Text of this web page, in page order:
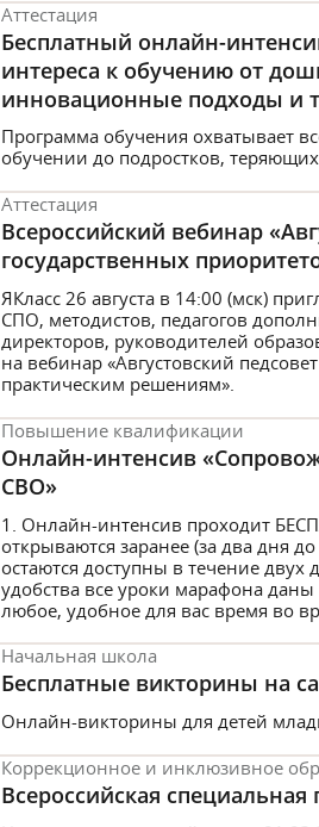
Аттестация
Бесплатный онлайн-
интереса к обучению от
инновационные подходы и
Программа обучения охватывает
обучении до подростков,
Аттестация
Всероссийский вебинар
государственных
ЯКласс 26 августа в 14:00 (мск)
СПО, методистов, педагогов
директоров, руководителей
на вебинар «Августовский
практическим решениям».
Повышение квалификации
Онлайн-интенсив
СВО»
1. Онлайн-интенсив проходит
открываются заранее (за два дня
остаются доступны в течение
удобства все уроки марафона
любое, удобное для вас время во
Начальная школа
Бесплатные викторины на
Онлайн-викторины для детей
Коррекционное и инклюзивное
Всероссийская